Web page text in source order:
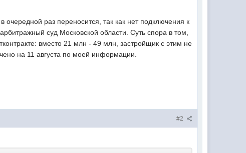
раз переносится, так как нет подключения к
суд Московской области. Суть спора в том,
вместо 21 млн - 49 млн, застройщик с этим не
на 11 августа по моей информации.
#2